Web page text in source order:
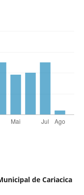
de Cariacica